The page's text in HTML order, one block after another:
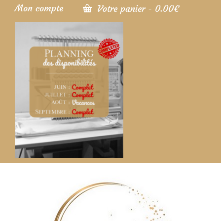
Mon compte Votre panier - 0.00€